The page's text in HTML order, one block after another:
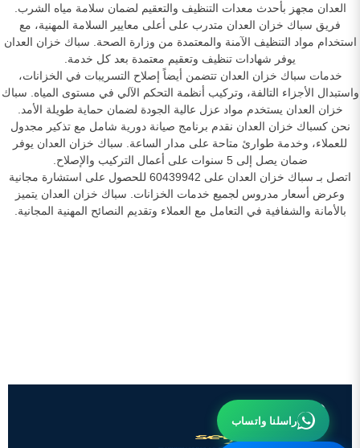
العدان مجهز بأحدث معدات التنظيف والتعقيم لضمان سلامة مياه الشرب.
فريق سباك خزان العدان متدرب على أعلى معايير السلامة المهنية، مع
استخدام مواد التنظيف الآمنة والمعتمدة من وزارة الصحة. سباك خزان العدان
يوفر شهادات تنظيف وتعقيم معتمدة بعد كل خدمة.
خدمات سباك خزان العدان تتضمن أيضاً إصلاح التسريبات في الخزانات،
واستبدال الأجزاء التالفة، وتركيب أنظمة التحكم الآلي في مستوى المياه. سباك
خزان العدان يستخدم مواد عزل عالية الجودة لضمان حماية طويلة الأمد.
نحن كسباك خزان العدان نقدم برنامج صيانة دورية شامل مع تذكير مجدول
للعملاء، وخدمة طوارئ متاحة على مدار الساعة. سباك خزان العدان يوفر
ضمان يصل إلى 5 سنوات على أعمال التركيب والإصلاح.
اتصل بـ سباك خزان العدان على 60439942 للحصول على استشارة مجانية
وعرض أسعار مدروس لجميع خدمات الخزانات. سباك خزان العدان يتميز
بالأمانة والشفافية في التعامل مع العملاء وتقديم النصائح المهنية المجانية.
راسلنا واتساب